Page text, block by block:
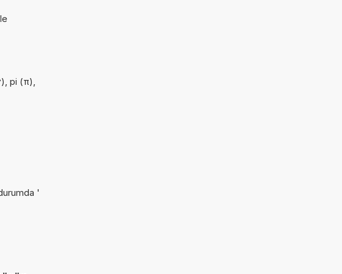
pi (π),
'